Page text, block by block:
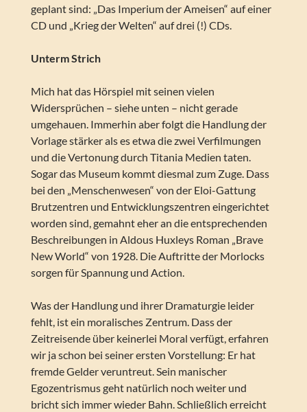
geplant sind: „Das Imperium der Ameisen“ auf einer
CD und „Krieg der Welten“ auf drei (!) CDs.
Unterm Strich
Mich hat das Hörspiel mit seinen vielen
Widersprüchen – siehe unten – nicht gerade
umgehauen. Immerhin aber folgt die Handlung der
Vorlage stärker als es etwa die zwei Verfilmungen
und die Vertonung durch Titania Medien taten.
Sogar das Museum kommt diesmal zum Zuge. Dass
bei den „Menschenwesen“ von der Eloi-Gattung
Brutzentren und Entwicklungszentren eingerichtet
worden sind, gemahnt eher an die entsprechenden
Beschreibungen in Aldous Huxleys Roman „Brave
New World“ von 1928. Die Auftritte der Morlocks
sorgen für Spannung und Action.
Was der Handlung und ihrer Dramaturgie leider
fehlt, ist ein moralisches Zentrum. Dass der
Zeitreisende über keinerlei Moral verfügt, erfahren
wir ja schon bei seiner ersten Vorstellung: Er hat
fremde Gelder veruntreut. Sein manischer
Egozentrismus geht natürlich noch weiter und
bricht sich immer wieder Bahn. Schließlich erreicht